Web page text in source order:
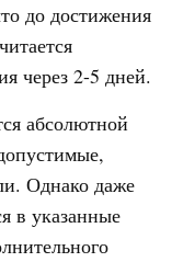
до достижения
через 2-5 дней.
абсолютной
Однако даже
в указанные